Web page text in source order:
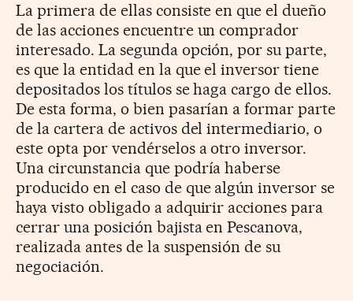
La primera de ellas consiste en que el dueño
de las acciones encuentre un comprador
interesado. La segunda opción, por su parte,
es que la entidad en la que el inversor tiene
depositados los títulos se haga cargo de ellos.
De esta forma, o bien pasarían a formar parte
de la cartera de activos del intermediario, o
este opta por vendérselos a otro inversor.
Una circunstancia que podría haberse
producido en el caso de que algún inversor se
haya visto obligado a adquirir acciones para
cerrar una posición bajista en Pescanova,
realizada antes de la suspensión de su
negociación.